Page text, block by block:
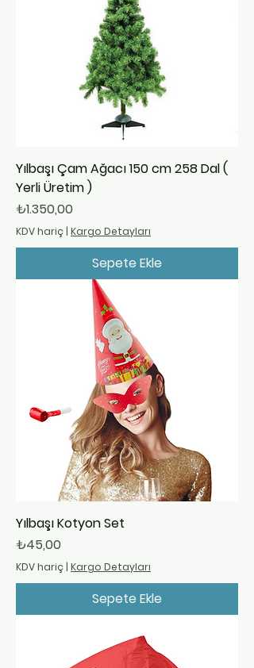
Yılbaşı Çam Ağacı 150 cm 258 Dal (
Yerli Üretim )
Fiyat
₺1.350,00
KDV hariç | Kargo Detayları
Sepete Ekle
Yılbaşı Kotyon Set
Fiyat
₺45,00
KDV hariç | Kargo Detayları
Sepete Ekle